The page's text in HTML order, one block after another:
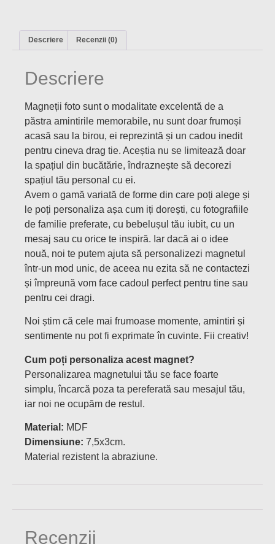
Descriere Recenzii (0)
Descriere
Magneții foto sunt o modalitate excelentă de a
păstra amintirile memorabile, nu sunt doar frumoși
acasă sau la birou, ei reprezintă și un cadou inedit
pentru cineva drag tie. Aceștia nu se limitează doar
la spațiul din bucătărie, îndraznește să decorezi
spațiul tău personal cu ei.
Avem o gamă variată de forme din care poți alege și
le poți personaliza așa cum iți dorești, cu fotografiile
de familie preferate, cu bebelușul tău iubit, cu un
mesaj sau cu orice te inspiră. Iar dacă ai o idee
nouă, noi te putem ajuta să personalizezi magnetul
într-un mod unic, de aceea nu ezita să ne contactezi
și împreună vom face cadoul perfect pentru tine sau
pentru cei dragi.
Noi știm că cele mai frumoase momente, amintiri și
sentimente nu pot fi exprimate în cuvinte. Fii creativ!
Cum poți personaliza acest magnet?
Personalizarea magnetului tău se face foarte
simplu, încarcă poza ta pereferată sau mesajul tău,
iar noi ne ocupăm de restul.
Material: MDF
Dimensiune: 7,5x3cm.
Material rezistent la abraziune.
Recenzii